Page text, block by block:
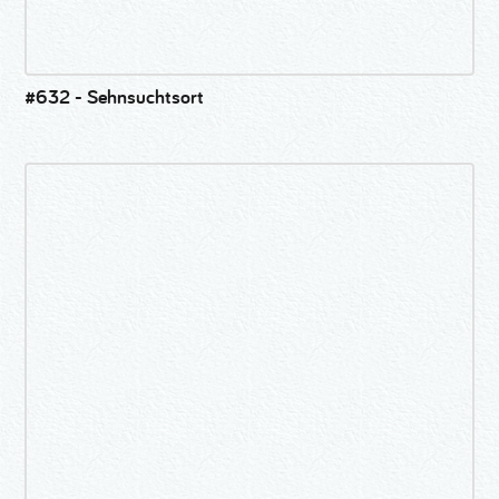
#632 - Sehnsuchtsort